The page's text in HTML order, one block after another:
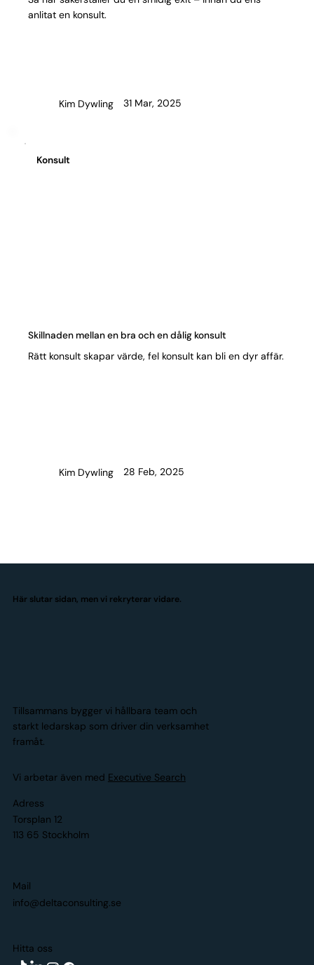
Kim Dywling 31 Mar, 2025
anlitat en konsult.
Kim Dywling 28 Feb, 2025
Skillnaden mellan en bra och en dålig konsult
Rätt konsult skapar värde, fel konsult kan bli en dyr affär.
Konsult
Här slutar sidan, men vi rekryterar vidare.
Tillsammans bygger vi hållbara team och
starkt ledarskap som driver din verksamhet
framåt.
Vi arbetar även med Executive Search
Adress
Torsplan 12
113 65 Stockholm
Mail
info@deltaconsulting.se
Hitta oss